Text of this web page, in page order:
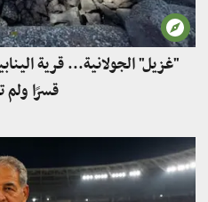
"غزيل" الجولانية... قرية
قسرًا ولم